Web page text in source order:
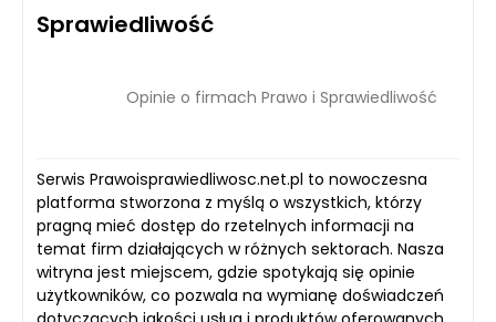
Sprawiedliwość
Opinie o firmach Prawo i Sprawiedliwość
Serwis Prawoisprawiedliwosc.net.pl to nowoczesna
platforma stworzona z myślą o wszystkich, którzy
pragną mieć dostęp do rzetelnych informacji na
temat firm działających w różnych sektorach. Nasza
witryna jest miejscem, gdzie spotykają się opinie
użytkowników, co pozwala na wymianę doświadczeń